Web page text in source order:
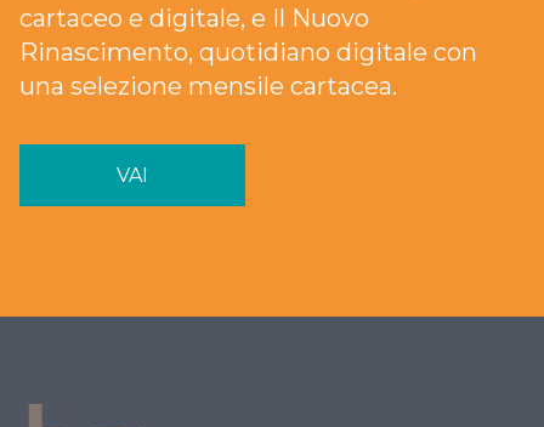
cartaceo e digitale, e Il Nuovo
Rinascimento, quotidiano digitale con
una selezione mensile cartacea.
VAI